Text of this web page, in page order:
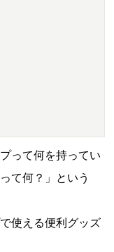
って何を持ってい
て何？」という
使える便利グッズ